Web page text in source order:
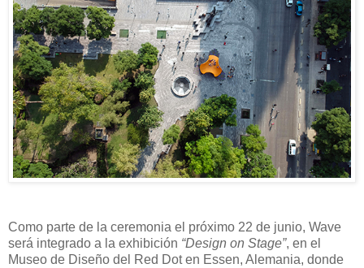
Como parte de la ceremonia el próximo 22 de junio, Wave
será integrado a la exhibición “Design on Stage”, en el
Museo de Diseño del Red Dot en Essen, Alemania, donde